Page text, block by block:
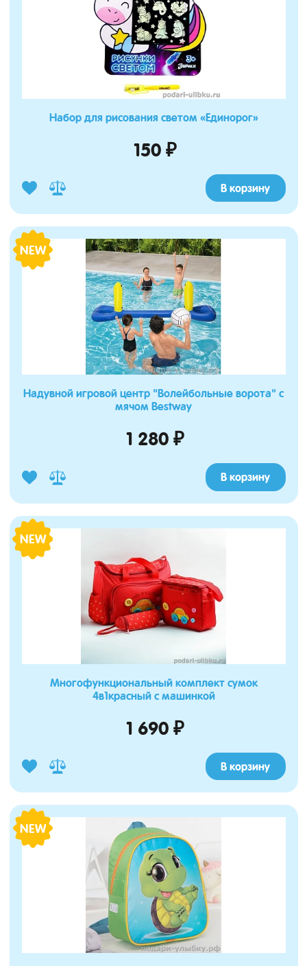
Набор для рисования светом «Единорог»
150 ₽
В корзину
NEW
Надувной игровой центр "Волейбольные ворота" с
мячом Bestway
1 280 ₽
В корзину
NEW
Многофункциональный комплект сумок
4в1красный с машинкой
1 690 ₽
В корзину
NEW